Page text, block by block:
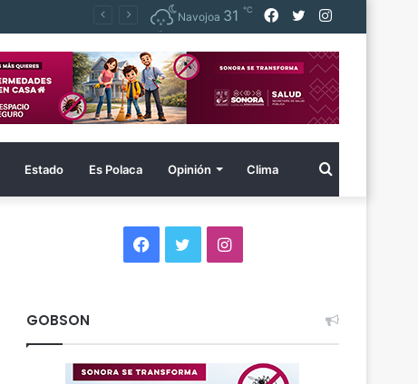
Instagram
Twitter
Facebook
Navojoa 31 ℃
Estado Es Polaca Opinión Clima Buscar
Facebook
TwitterInstagram
GOBSON